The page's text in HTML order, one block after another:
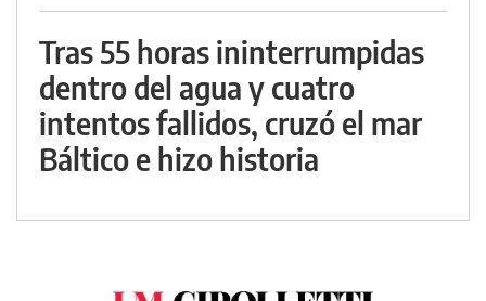
Tras 55 horas ininterrumpidas
dentro del agua y cuatro
intentos fallidos, cruzó el mar
Báltico e hizo historia